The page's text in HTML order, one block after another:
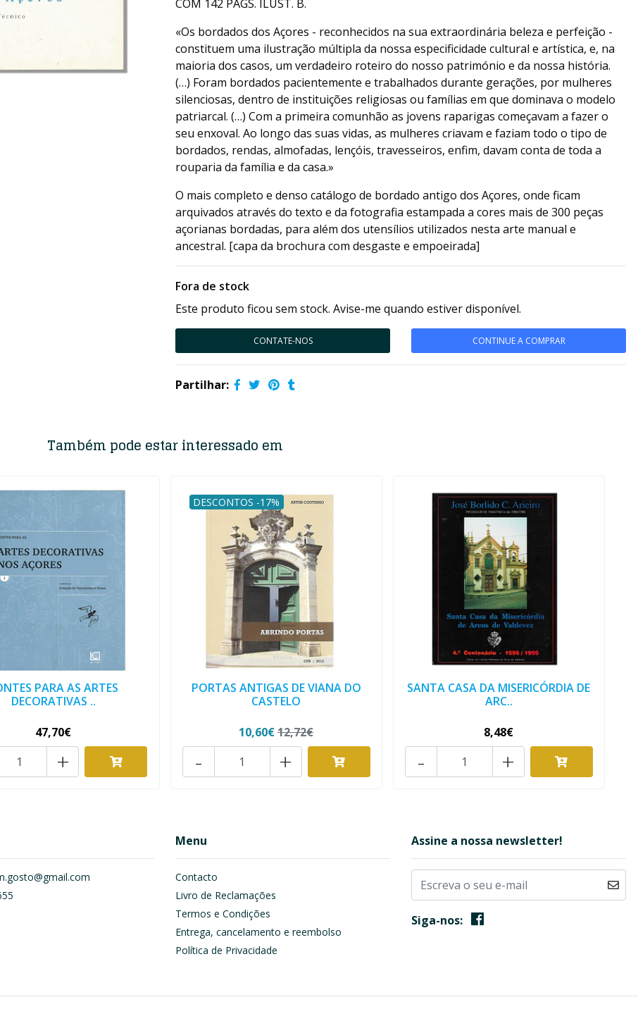
COM 142 PÁGS. ILUST. B.
«Os bordados dos Açores - reconhecidos na sua extraordinária beleza e perfeição -
constituem uma ilustração múltipla da nossa especificidade cultural e artística, e, na
maioria dos casos, um verdadeiro roteiro do nosso património e da nossa história.
(…) Foram bordados pacientemente e trabalhados durante gerações, por mulheres
silenciosas, dentro de instituições religiosas ou famílias em que dominava o modelo
patriarcal. (…) Com a primeira comunhão as jovens raparigas começavam a fazer o
seu enxoval. Ao longo das suas vidas, as mulheres criavam e faziam todo o tipo de
bordados, rendas, almofadas, lençóis, travesseiros, enfim, davam conta de toda a
rouparia da família e da casa.»
O mais completo e denso catálogo de bordado antigo dos Açores, onde ficam
arquivados através do texto e da fotografia estampada a cores mais de 300 peças
açorianas bordadas, para além dos utensílios utilizados nesta arte manual e
ancestral. [capa da brochura com desgaste e empoeirada]
Fora de stock
Este produto ficou sem stock. Avise-me quando estiver disponível.
CONTATE-NOS CONTINUE A COMPRAR
Partilhar:
Também pode estar interessado em
PARA AS ARTES
DECORATIVAS ..
47,70€
+
DESCONTOS -17%
PORTAS ANTIGAS DE VIANA DO
CASTELO
10,60€12,72€
+
-
SANTA CASA DA MISERICÓRDIA DE
ARC..
8,48€
+
-
Menu
Contacto
Livro de Reclamações
Termos e Condições
Entrega, cancelamento e reembolso
Política de Privacidade
Assine a nossa newsletter!
Siga-nos: